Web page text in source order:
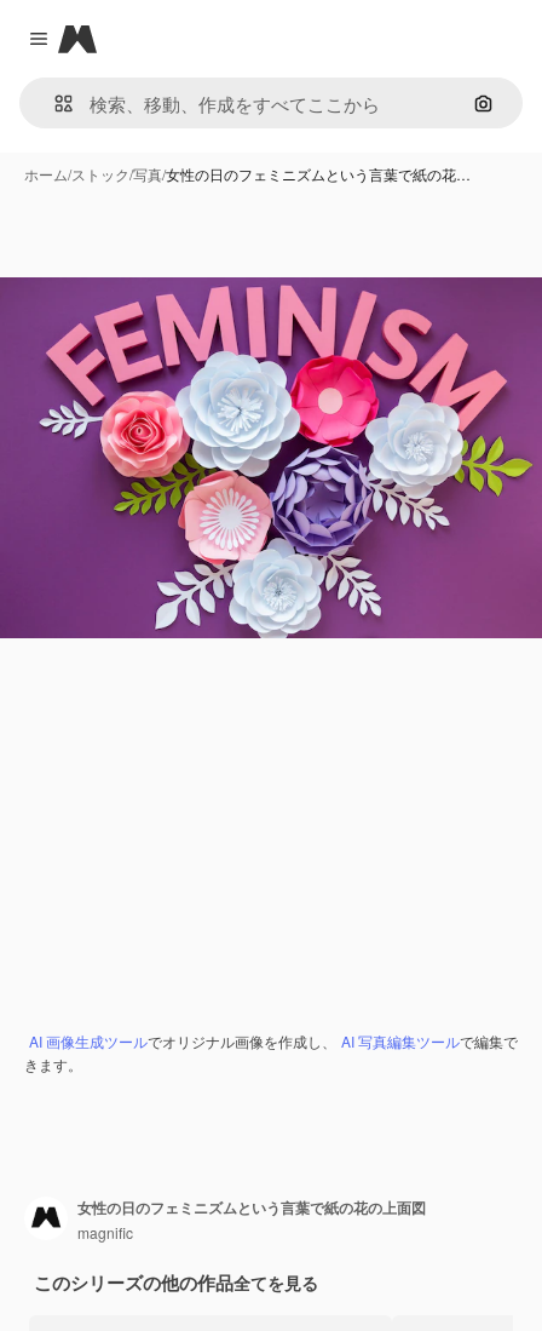
Close menu
Magnific
画像で
ホーム/ストック/写真/女性の日のフェミニズムという言葉で紙の花…
AI 画像生成ツールでオリジナル画像を作成し、 AI 写真編集ツールで編集で
きます。
女性の日のフェミニズムという言葉で紙の花の上面図
magnific
このシリーズの他の作品全てを見る